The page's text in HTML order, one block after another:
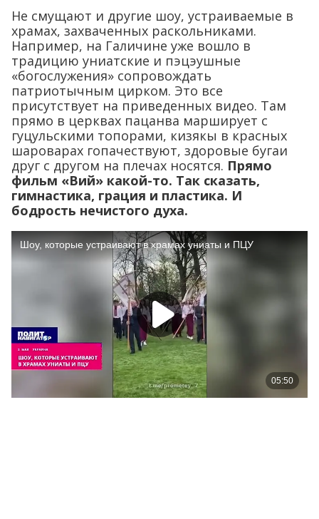
Не смущают и другие шоу, устраиваемые в
храмах, захваченных раскольниками.
Например, на Галичине уже вошло в
традицию униатские и пэцэушные
«богослужения» сопровождать
патриотычным цирком. Это все
присутствует на приведенных видео. Там
прямо в церквах пацанва марширует с
гуцульскими топорами, кизякы в красных
шароварах гопачествуют, здоровые бугаи
друг с другом на плечах носятся. Прямо
фильм «Вий» какой-то. Так сказать,
гимнастика, грация и пластика. И
бодрость нечистого духа.